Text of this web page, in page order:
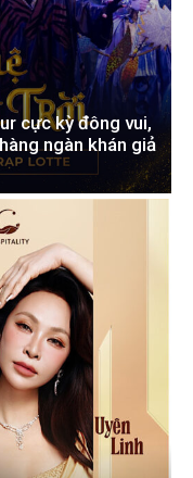
cực kỳ đông vui,
ngàn khán giả